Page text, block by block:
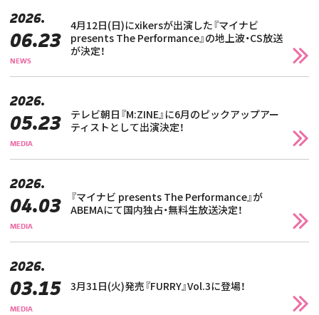
2026.
06.23
NEWS
4月12日(日)にxikersが出演した『マイナビ
presents The Performance』の地上波・CS放送
が決定！
2026.
05.23
MEDIA
テレビ朝日『M:ZINE』に6月のピックアップアー
ティストとして出演決定！
2026.
04.03
MEDIA
『マイナビ presents The Performance』が
ABEMAにて国内独占・無料生放送決定！
2026.
03.15
MEDIA
3月31日(火)発売『FURRY』Vol.3に登場！